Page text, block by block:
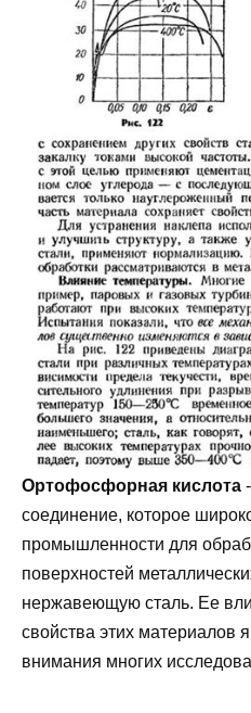
Ортофосфорная кислота
соединение, которое
промышленности для
поверхностей
нержавеющую сталь. Ее
свойства этих материалов
внимания многих